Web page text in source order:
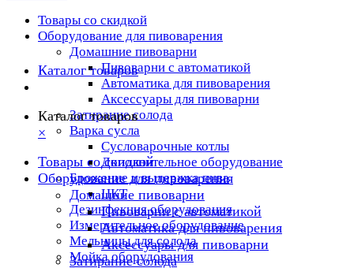
Товары со скидкой
Оборудование для пивоварения
Домашние пивоварни
Пивоварни с автоматикой
Автоматика для пивоварения
Аксессуары для пивоварни
Затирание солода
Варка сусла
Cусловарочные котлы
Дополнительное оборудование
Брожение и выдержка пива
ЦКТ
Дезинфекция оборудования
Измерительное оборудование
Мельницы для солода
Мойка оборудования
Каталог товаров
Каталог товаров
×
Товары со скидкой
Оборудование для пивоварения
Домашние пивоварни
Пивоварни с автоматикой
Автоматика для пивоварения
Аксессуары для пивоварни
Затирание солода